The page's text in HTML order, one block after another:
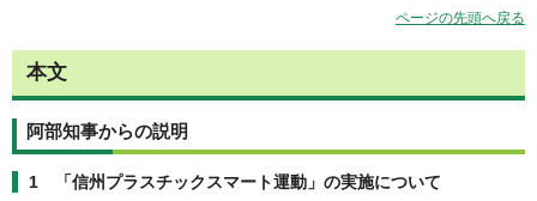
ページの先頭へ戻る
本文
阿部知事からの説明
1 「信州プラスチックスマート運動」の実施について